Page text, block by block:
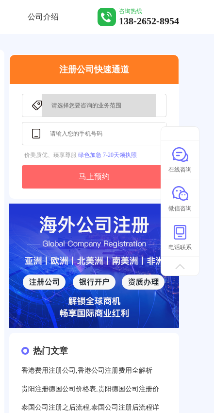
公司介绍
咨询热线
138-2652-8954
注册公司快速通道
价美质优、臻享尊服 绿色加急 7-20天领执照
马上预约
热门文章
香港费用注册公司,香港公司注册费用全解析
贵阳注册德国公司价格表,贵阳德国公司注册价
泰国公司注册之后流程,泰国公司注册后流程详
在线咨询
微信咨询
电话联系